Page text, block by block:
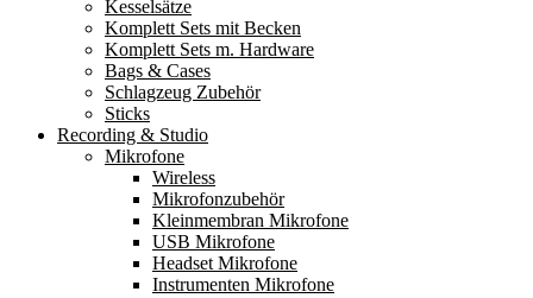
Kesselsätze
Komplett Sets mit Becken
Komplett Sets m. Hardware
Bags & Cases
Schlagzeug Zubehör
Sticks
Recording & Studio
Mikrofone
Wireless
Mikrofonzubehör
Kleinmembran Mikrofone
USB Mikrofone
Headset Mikrofone
Instrumenten Mikrofone